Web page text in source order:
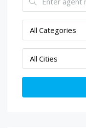
All Categories
All Cities